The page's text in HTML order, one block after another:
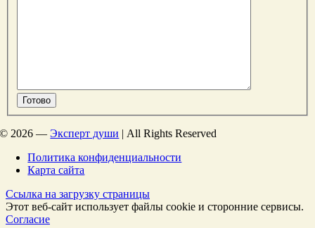
Готово
© 2026 —Эксперт души | All Rights Reserved
Политика конфиденциальности
Карта сайта
Ссылка на загрузку страницы
Этот веб-сайт использует файлы cookie и сторонние сервисы.
Согласие